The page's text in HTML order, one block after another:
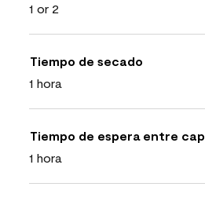
1 or 2
Tiempo de secado
1 hora
Tiempo de espera entre
1 hora